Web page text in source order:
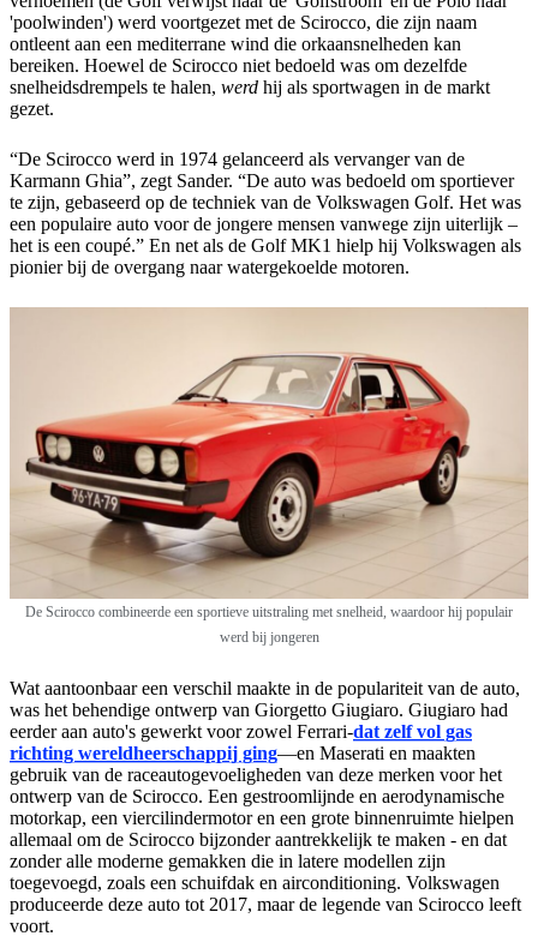
'poolwinden') werd voortgezet met de Scirocco, die zijn naam
ontleent aan een mediterrane wind die orkaansnelheden kan
bereiken. Hoewel de Scirocco niet bedoeld was om dezelfde
snelheidsdrempels te halen, werd hij als sportwagen in de markt
gezet.
“De Scirocco werd in 1974 gelanceerd als vervanger van de
Karmann Ghia”, zegt Sander. “De auto was bedoeld om sportiever
te zijn, gebaseerd op de techniek van de Volkswagen Golf. Het was
een populaire auto voor de jongere mensen vanwege zijn uiterlijk –
het is een coupé.” En net als de Golf MK1 hielp hij Volkswagen als
pionier bij de overgang naar watergekoelde motoren.
De Scirocco combineerde een sportieve uitstraling met snelheid, waardoor hij populair
werd bij jongeren
Wat aantoonbaar een verschil maakte in de populariteit van de auto,
was het behendige ontwerp van Giorgetto Giugiaro. Giugiaro had
eerder aan auto's gewerkt voor zowel Ferrari-dat zelf vol gas
richting wereldheerschappij ging—en Maserati en maakten
gebruik van de raceautogevoeligheden van deze merken voor het
ontwerp van de Scirocco. Een gestroomlijnde en aerodynamische
motorkap, een viercilindermotor en een grote binnenruimte hielpen
allemaal om de Scirocco bijzonder aantrekkelijk te maken - en dat
zonder alle moderne gemakken die in latere modellen zijn
toegevoegd, zoals een schuifdak en airconditioning. Volkswagen
produceerde deze auto tot 2017, maar de legende van Scirocco leeft
voort.